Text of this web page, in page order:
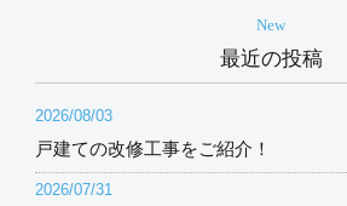
New
最近の投稿
2026/08/03
戸建ての改修工事をご紹介！
2026/07/31